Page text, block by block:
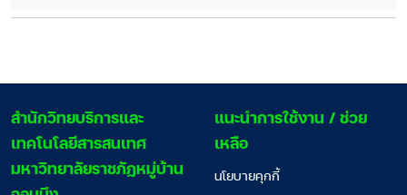
สํานักวิทยบริการและ
เทคโนโลยีสารสนเทศ
มหาวิทยาลัยราชภัฏหมู่บ้าน
แนะนำการใช้งาน / ช่วย
เหลือ
นโยบายคุกกี้